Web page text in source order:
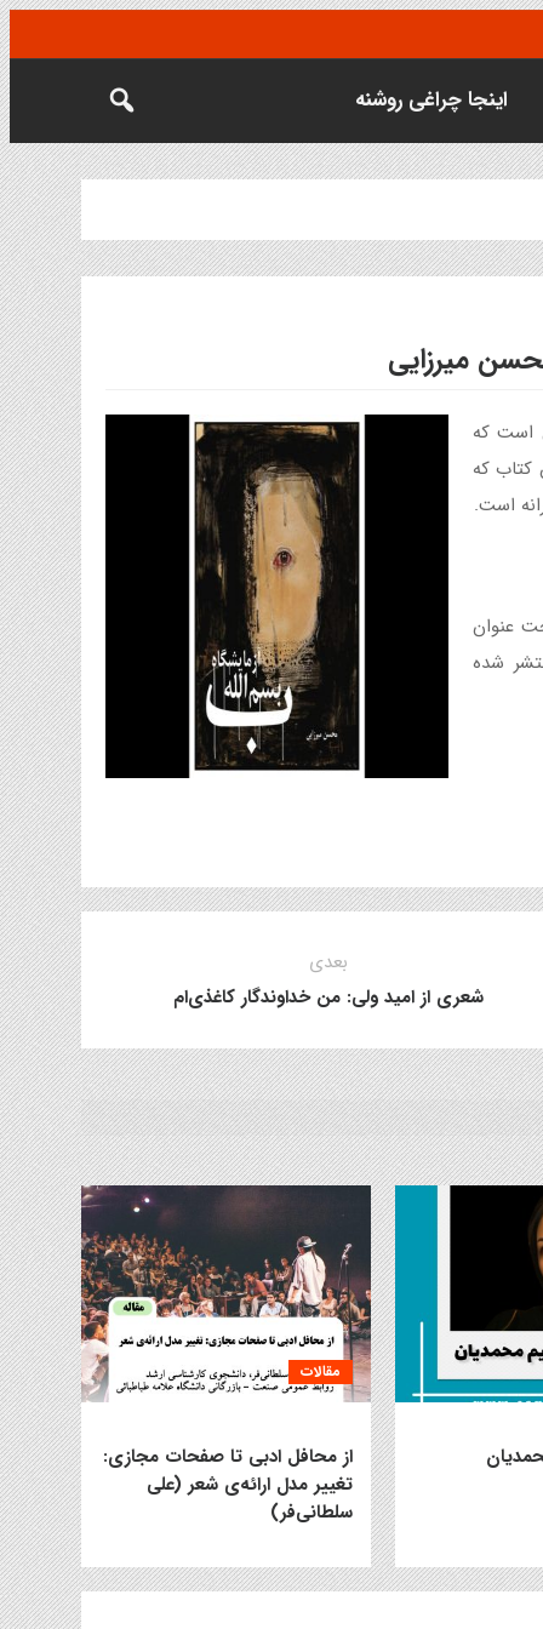
اینجا چراغی روشنه
میرزایی
است که
کتاب که
است.
عنوان
شده
بعدی
شعری از امید ولی: من خداوندگار کاغذی‌ام
مقالات
از محافل ادبی تا صفحات مجازی:
تغییر مدل ارائه‌ی شعر (علی
سلطانی‌فر)